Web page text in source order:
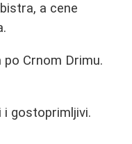
a cene
Crnom Drimu.
i gostoprimljivi.